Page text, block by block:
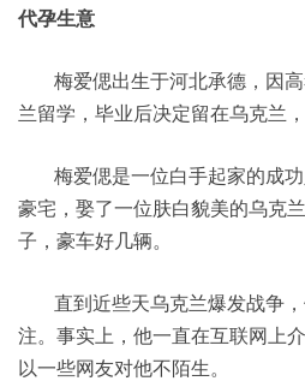
代孕生意
梅爱偲出生于河北承德，因
兰留学，毕业后决定留在乌克兰
梅爱偲是一位白手起家的成
豪宅，娶了一位肤白貌美的乌克
子，豪车好几辆。
直到近些天乌克兰爆发战争
注。事实上，他一直在互联网上
以一些网友对他不陌生。